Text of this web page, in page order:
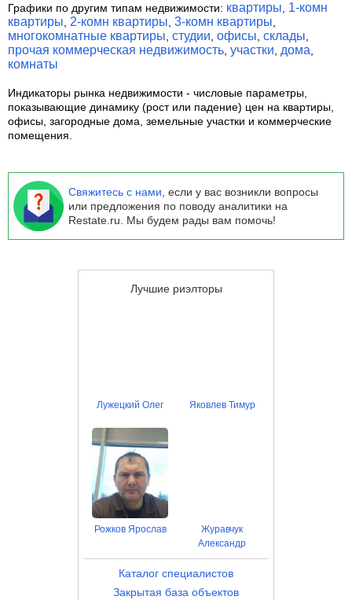
Графики по другим типам недвижимости: квартиры, 1-комн
квартиры, 2-комн квартиры, 3-комн квартиры,
многокомнатные квартиры, студии, офисы, склады,
прочая коммерческая недвижимость, участки, дома,
комнаты
Индикаторы рынка недвижимости - числовые параметры,
показывающие динамику (рост или падение) цен на квартиры,
офисы, загородные дома, земельные участки и коммерческие
помещения.
Свяжитесь с нами, если у вас возникли вопросы
или предложения по поводу аналитики на
Restate.ru. Мы будем рады вам помочь!
Лучшие риэлторы
Лужецкий Олег Яковлев Тимур
Рожков Ярослав
Журавчук
Александр
Каталог специалистов
Закрытая база объектов